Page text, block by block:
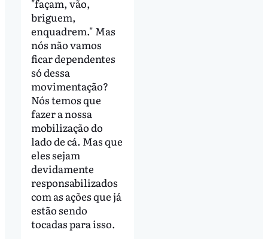
"façam, vão,
briguem,
enquadrem." Mas
nós não vamos
ficar dependentes
só dessa
movimentação?
Nós temos que
fazer a nossa
mobilização do
lado de cá. Mas que
eles sejam
devidamente
responsabilizados
com as ações que já
estão sendo
tocadas para isso.